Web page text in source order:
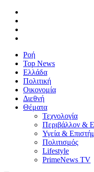
Ροή
Top News
Ελλάδα
Πολιτική
Οικονομία
Διεθνή
Θέματα
Τεχνολογία
Περιβάλλον &
Υγεία &
Πολιτισμός
Lifestyle
PrimeNews TV